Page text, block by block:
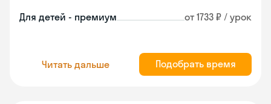
Для детей - премиум от 1733 ₽ / урок
Читать дальше Подобрать время